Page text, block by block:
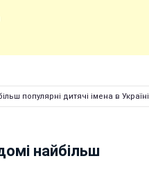
популярні дитячі імена в Україні
найбільш